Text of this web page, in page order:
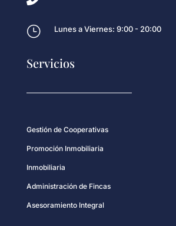
} Lunes a Viernes: 9:00 - 20:00
Servicios
Gestión de Cooperativas
Promoción Inmobiliaria
Inmobiliaria
Administración de Fincas
Asesoramiento Integral